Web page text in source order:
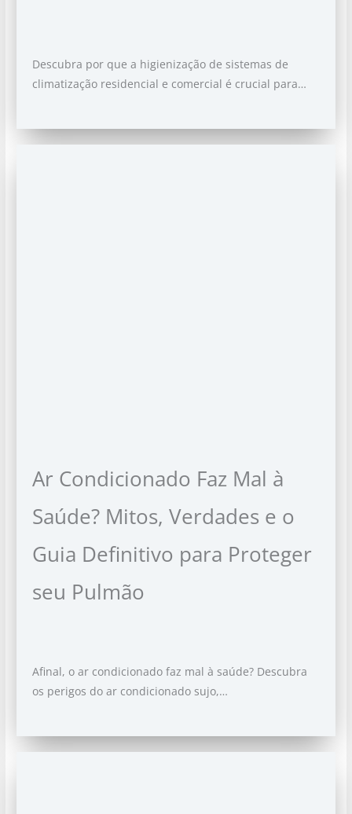
Descubra por que a higienização de sistemas de
climatização residencial e comercial é crucial para…
Ar Condicionado Faz Mal à
Saúde? Mitos, Verdades e o
Guia Definitivo para Proteger
seu Pulmão
Afinal, o ar condicionado faz mal à saúde? Descubra
os perigos do ar condicionado sujo,…